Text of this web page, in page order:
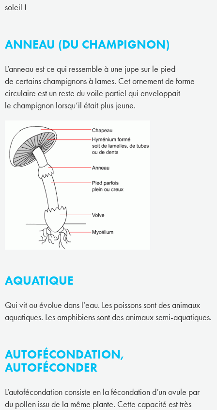
soleil !
ANNEAU (DU CHAMPIGNON)
L’anneau est ce qui ressemble à une jupe sur le pied
de certains champignons à lames. Cet ornement de forme
circulaire est un reste du voile partiel qui enveloppait
le champignon lorsqu’il était plus jeune.
AQUATIQUE
Qui vit ou évolue dans l’eau. Les poissons sont des animaux
aquatiques. Les amphibiens sont des animaux semi-aquatiques.
AUTOFÉCONDATION,
AUTOFÉCONDER
L’autofécondation consiste en la fécondation d’un ovule par
du pollen issu de la même plante. Cette capacité est très